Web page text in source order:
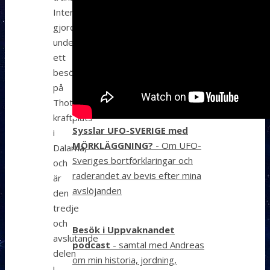
Intervjun
gjordes
under
ett
besök
på
Thoths
kraftplats
i
Dalarna,
och
är
den
tredje
och
avslutande
delen
Sysslar UFO-SVERIGE med
MÖRKLÄGGNING? - Om UFO-
Sveriges bortförklaringar och
raderandet av bevis efter mina
avslöjanden
Besök i Uppvaknandet
podcast - samtal med Andreas
om min historia, jordning,